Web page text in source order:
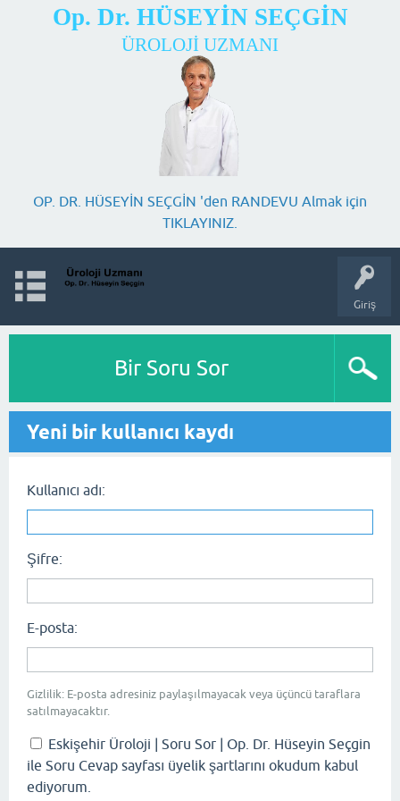
Op. Dr. HÜSEYİN SEÇGİN
ÜROLOJİ UZMANI
OP. DR. HÜSEYİN SEÇGİN 'den RANDEVU Almak için
TIKLAYINIZ.
Giriş
Bir Soru Sor
Yeni bir kullanıcı kaydı
Kullanıcı adı:
Şifre:
E-posta:
Gizlilik: E-posta adresiniz paylaşılmayacak veya üçüncü taraflara
satılmayacaktır.
Eskişehir Üroloji | Soru Sor | Op. Dr. Hüseyin Seçgin
ile Soru Cevap sayfası üyelik şartlarını okudum kabul
ediyorum.